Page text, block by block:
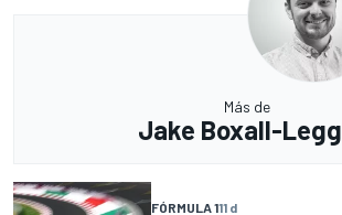
Más de
Jake Boxall-
FÓRMULA 111 d